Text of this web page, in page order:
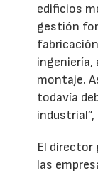
edificios
gestión
montaje.
todavía
El director
las